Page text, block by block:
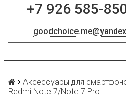
+7 926 585-
Аксессуары для
Redmi Note 7/Note 7 Pro